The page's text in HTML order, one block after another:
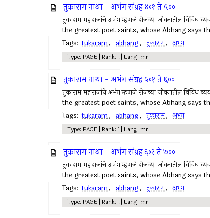
तुकाराम गाथा - अभंग संग्रह ४०१ ते ५००
तुकाराम महाराजांचे अभंग म्हणजे रोजच्या जीवनातील विविध
the greatest poet saints, whose Abhang says
Tags: tukaram, abhang, तुकाराम, अभंग
Type: PAGE | Rank: 1 | Lang: mr
तुकाराम गाथा - अभंग संग्रह ५०१ ते ६००
तुकाराम महाराजांचे अभंग म्हणजे रोजच्या जीवनातील विविध
the greatest poet saints, whose Abhang says
Tags: tukaram, abhang, तुकाराम, अभंग
Type: PAGE | Rank: 1 | Lang: mr
तुकाराम गाथा - अभंग संग्रह ६०१ ते ७००
तुकाराम महाराजांचे अभंग म्हणजे रोजच्या जीवनातील विविध
the greatest poet saints, whose Abhang says
Tags: tukaram, abhang, तुकाराम, अभंग
Type: PAGE | Rank: 1 | Lang: mr